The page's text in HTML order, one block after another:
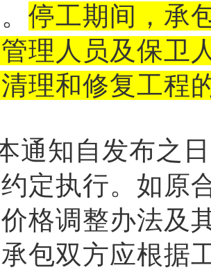
停工期间，承
理人员及保卫
理和修复工程
通知自发布之
定执行。如原
格调整办法及
包双方应根据